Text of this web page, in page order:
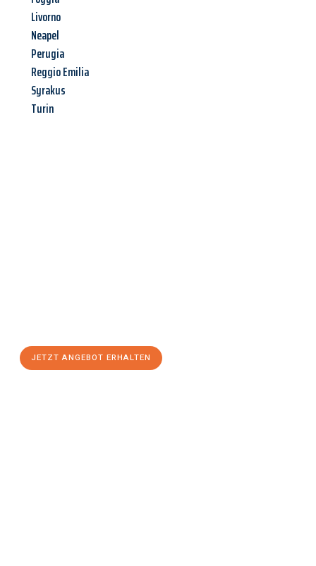
Livorno
Neapel
Perugia
Reggio Emilia
Syrakus
Turin
JETZT ANGEBOT ERHALTEN